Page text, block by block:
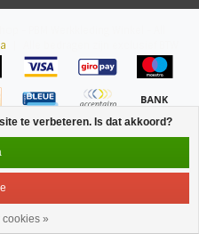
Inloggen
te verbeteren. Is dat akkoord?
cookies »